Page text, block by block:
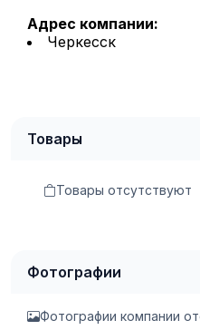
Адрес компании:
Черкесск
Товары
Товары отсутствуют
Фотографии
Фотографии компании